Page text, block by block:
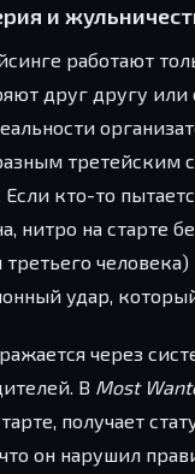
и
работают
друг другу или
третейским
кто-то
нитро на старте
удар,
через
В Most
получает
он нарушил